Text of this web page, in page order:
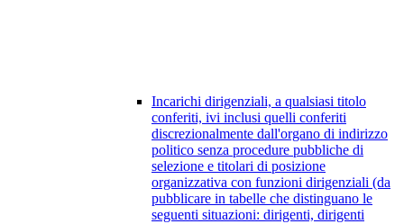
Incarichi dirigenziali, a qualsiasi titolo
conferiti, ivi inclusi quelli conferiti
discrezionalmente dall'organo di indirizzo
politico senza procedure pubbliche di
selezione e titolari di posizione
organizzativa con funzioni dirigenziali (da
pubblicare in tabelle che distinguano le
seguenti situazioni: dirigenti, dirigenti